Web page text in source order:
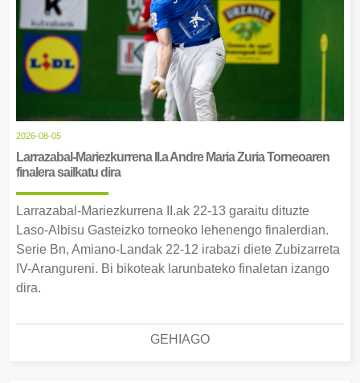
2026-08-05
Larrazabal-Mariezkurrena II.a Andre Maria Zuria Torneoaren
finalera sailkatu dira
Larrazabal-Mariezkurrena II.ak 22-13 garaitu dituzte
Laso-Albisu Gasteizko torneoko lehenengo finalerdian.
Serie Bn, Amiano-Landak 22-12 irabazi diete Zubizarreta
IV-Arangureni. Bi bikoteak larunbateko finaletan izango
dira.
GEHIAGO